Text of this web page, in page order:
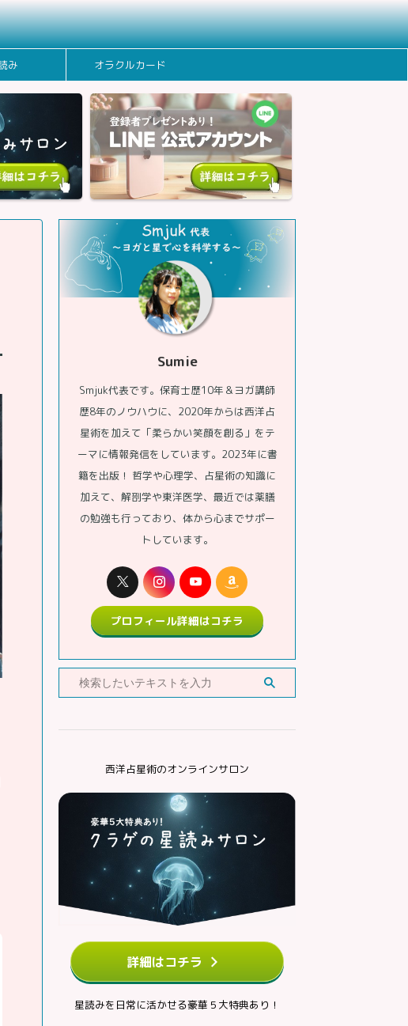
み オラクルカード
Sumie
Smjuk代表です。保育士歴10年＆ヨガ講師
歴8年のノウハウに、2020年からは西洋占
星術を加えて「柔らかい笑顔を創る」をテ
ーマに情報発信をしています。2023年に書
籍を出版！ 哲学や心理学、占星術の知識に
加えて、解剖学や東洋医学、最近では薬膳
の勉強も行っており、体から心までサポー
トしています。
プロフィール詳細はコチラ
西洋占星術のオンラインサロン
詳細はコチラ
星読みを日常に活かせる豪華５大特典あり！